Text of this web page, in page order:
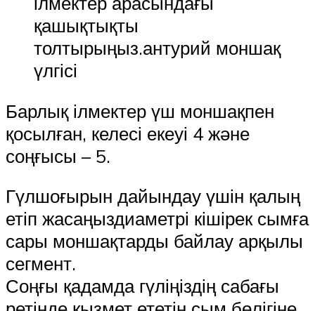
қашықтықты
толтырыңыз.антурий моншақ
үлгісі
Барлық ілмектер үш моншақпен
қосылған, келесі екеуі 4 және
соңғысы – 5.
Гүлшоғырын дайындау үшін қалың
етіп жасаңыздиаметрі кішірек сымға
сары моншақтарды байлау арқылы
сегмент.
Соңғы қадамда гүліңіздің сабағы